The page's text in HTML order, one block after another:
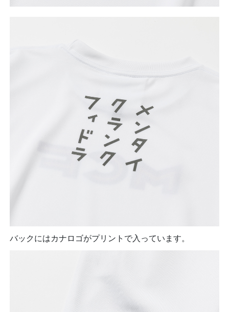
バックにはカナロゴがプリントで入っています。